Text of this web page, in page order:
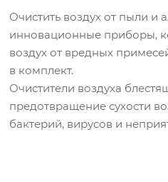
Очистить воздух от пыли и
инновационные приборы,
воздух от вредных
в комплект.
Очистители воздуха
предотвращение сухости
бактерий, вирусов и